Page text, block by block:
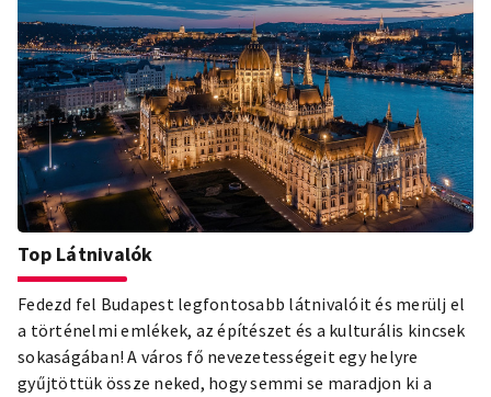
Top Látnivalók
Fedezd fel Budapest legfontosabb látnivalóit és merülj el
a történelmi emlékek, az építészet és a kulturális kincsek
sokaságában! A város fő nevezetességeit egy helyre
gyűjtöttük össze neked, hogy semmi se maradjon ki a